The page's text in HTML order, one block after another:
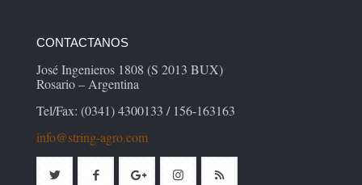
CONTACTANOS
José Ingenieros 1808 (S 2013 BUX)
Rosario – Argentina
Tel/Fax: (0341) 4300133 / 156-163163
info@string-agro.com